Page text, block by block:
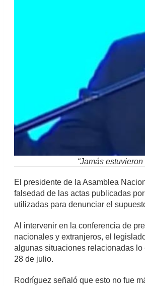
“Jamás
El presidente de la Asamblea
falsedad de las actas publicadas
utilizadas para denunciar el
Al intervenir en la conferencia de
nacionales y extranjeros, el
algunas situaciones relacionadas lo
28 de julio.
Rodríguez señaló que esto no fue